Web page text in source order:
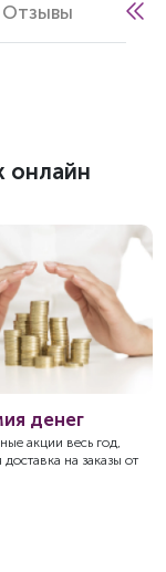
Отзывы
онлайн
денег
акции весь год,
доставка на заказы от